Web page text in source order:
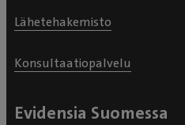
Lähetehakemisto
Konsultaatiopalvelu
Evidensia Suomessa